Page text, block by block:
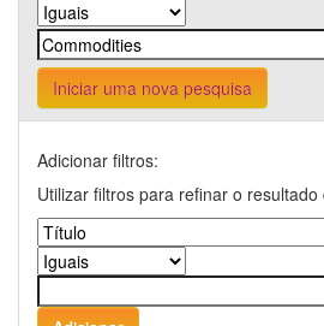
Iniciar uma nova pesquisa
Adicionar filtros:
Utilizar filtros para refinar o resultado